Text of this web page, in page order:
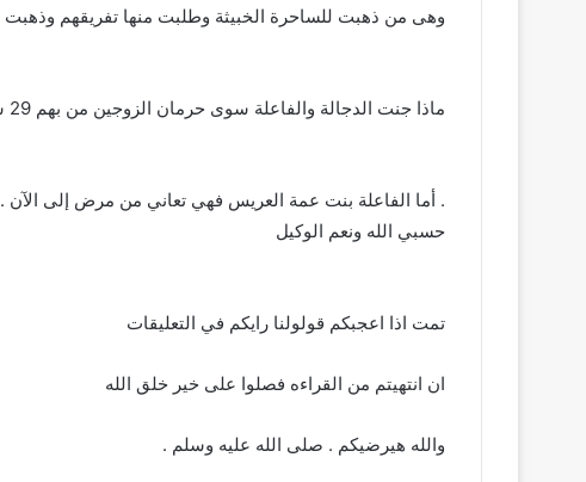
وهى من ذهبت للساحرة الخبيثة وطلبت منها تفريقهم وذهبت
ماذا جنت الدجالة والفاعلة سوى حرمان الزوجين من بهم 29 سنة لا حياة ولا ذرية .
. أما الفاعلة بنت عمة العريس فهي تعاني من مرض إلى الآن
حسبي الله ونعم الوكيل
تمت اذا اعجبكم قولولنا رايكم في التعليقات
ان انتهيتم من القراءه فصلوا على خير خلق الله
والله هيرضيكم . صلى الله عليه وسلم .